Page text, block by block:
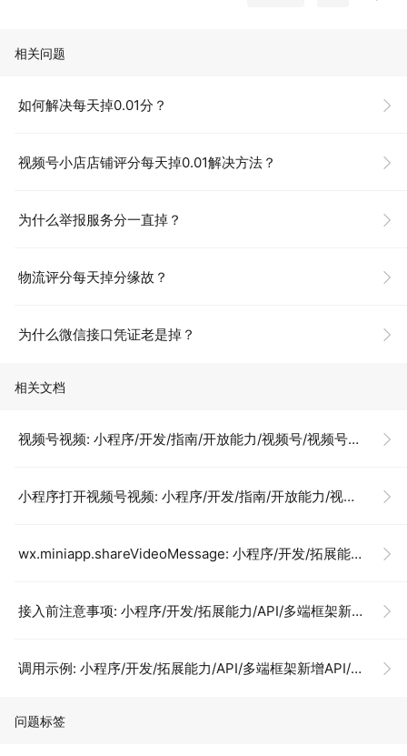
相关问题
如何解决每天掉0.01分？
视频号小店店铺评分每天掉0.01解决方法？
为什么举报服务分一直掉？
物流评分每天掉分缘故？
为什么微信接口凭证老是掉？
相关文档
视频号视频: 小程序/开发/指南/开放能力/视频号/视频号视频
小程序打开视频号视频: 小程序/开发/指南/开放能力/视频号/视频号视频
wx.miniapp.shareVideoMessage: 小程序/开发/拓展能力/API/多端框架新增API/分享视频到微信
接入前注意事项: 小程序/开发/拓展能力/API/多端框架新增API/分享视频到微信
调用示例: 小程序/开发/拓展能力/API/多端框架新增API/分享视频到微信
问题标签